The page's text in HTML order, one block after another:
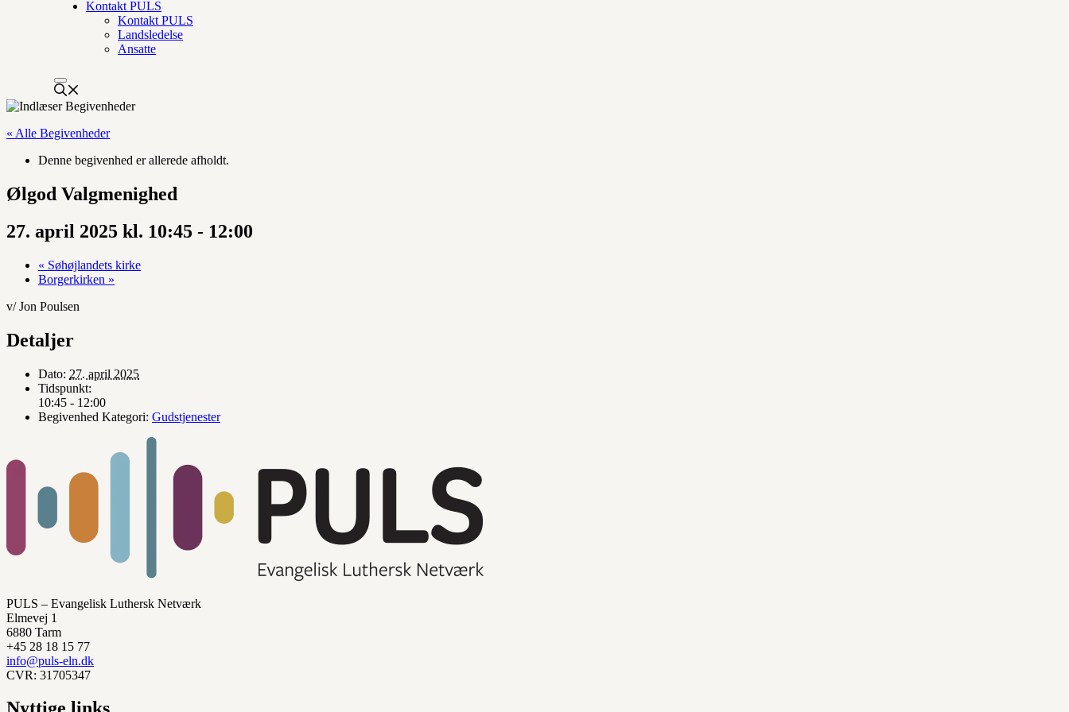
Kontakt PULS
Kontakt PULS
Landsledelse
Ansatte
« Alle Begivenheder
Denne begivenhed er allerede afholdt.
Ølgod Valgmenighed
27. april 2025 kl. 10:45 - 12:00
« Søhøjlandets kirke
Borgerkirken »
v/ Jon Poulsen
Detaljer
Dato: 27. april 2025
Tidspunkt:
10:45 - 12:00
Begivenhed Kategori: Gudstjenester
PULS – Evangelisk Luthersk Netværk
Elmevej 1
6880 Tarm
+45 28 18 15 77
info@puls-eln.dk
CVR: 31705347